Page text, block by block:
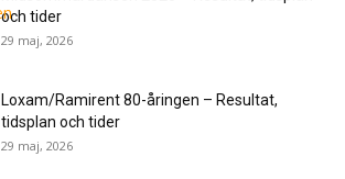
och tider
29 maj, 2026
Loxam/Ramirent 80-åringen – Resultat,
tidsplan och tider
29 maj, 2026